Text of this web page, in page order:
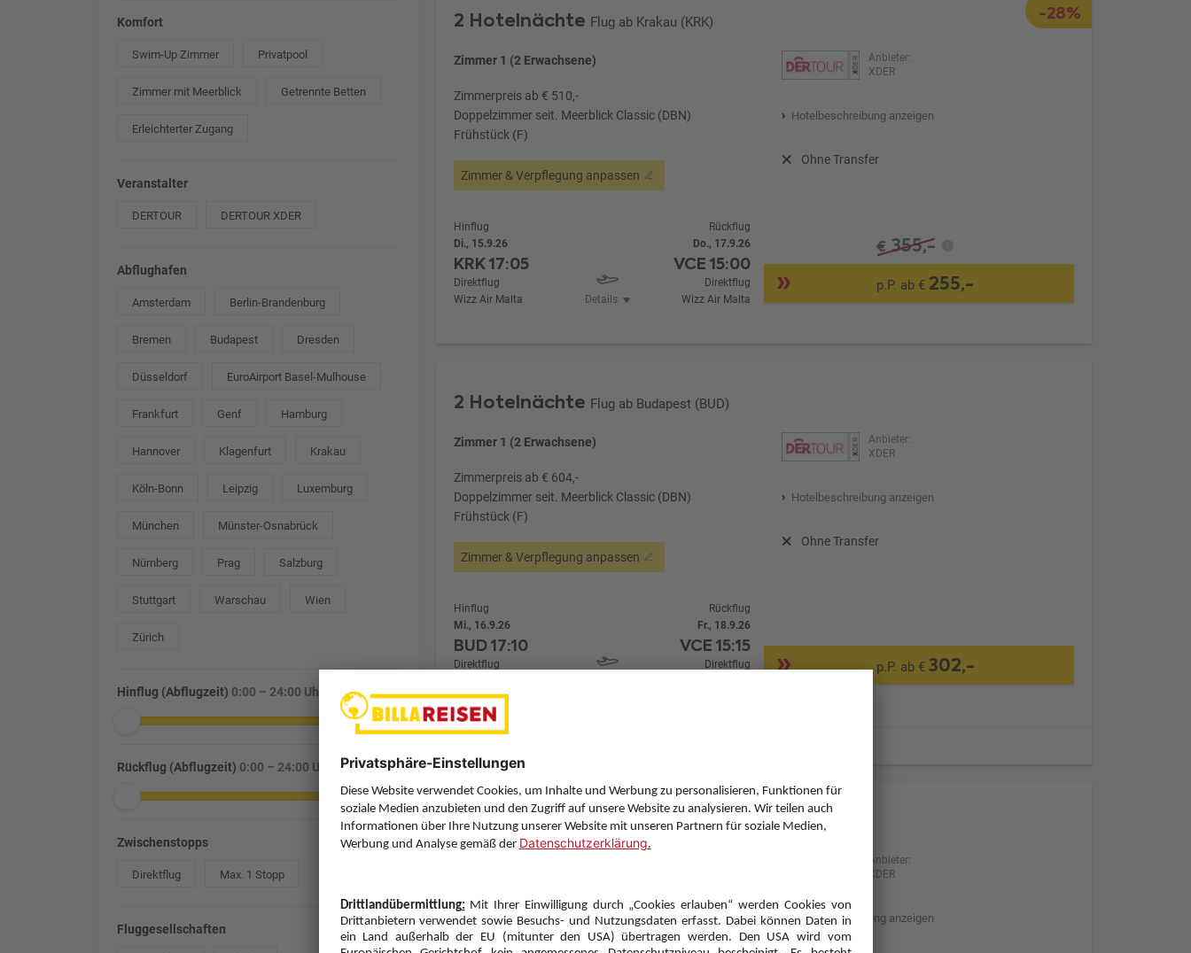
Komfort
Swim-Up Zimmer Privatpool
Zimmer mit Meerblick Getrennte Betten
Erleichterter Zugang
Veranstalter
DERTOUR DERTOUR XDER
Abflughafen
Amsterdam Berlin-Brandenburg
Bremen Budapest Dresden
Düsseldorf EuroAirport Basel-Mulhouse
Frankfurt Genf Hamburg
Hannover Klagenfurt Krakau
Köln-Bonn Leipzig Luxemburg
München Münster-Osnabrück
Nürnberg Prag Salzburg
Stuttgart Warschau Wien
Zürich
Hinflug (Abflugzeit) 0:00 – 24:00 Uhr
Rückflug (Abflugzeit) 0:00 – 24:00 Uhr
Zwischenstopps
Direktflug Max. 1 Stopp
Fluggesellschaften
-28%
2 Hotelnächte Flug ab Krakau (KRK)
Zimmer 1 (2 Erwachsene)
Zimmerpreis ab € 510,-
Doppelzimmer seit. Meerblick Classic (DBN)
Frühstück (F)
Zimmer & Verpflegung anpassen
Anbieter:
XDER
Hotelbeschreibung anzeigen
Ohne Transfer
Hinflug
Di., 15.9.26
KRK17:05
Direktflug
Wizz Air Malta
Details
Rückflug
Do., 17.9.26
VCE15:00
Direktflug
Wizz Air Malta
€ 355,-
p.P. ab € 255,-
2 Hotelnächte Flug ab Budapest (BUD)
Zimmer 1 (2 Erwachsene)
Zimmerpreis ab € 604,-
Doppelzimmer seit. Meerblick Classic (DBN)
Frühstück (F)
Zimmer & Verpflegung anpassen
Anbieter:
XDER
Hotelbeschreibung anzeigen
Ohne Transfer
Hinflug
Mi., 16.9.26
BUD17:10
Direktflug
Rückflug
Fr., 18.9.26
VCE15:15
Direktflug
p.P. ab € 302,-
2 Hotelnächte Flug ab Budapest (BUD)
Zimmerpreis ab € 610,-
Doppelzimmer seit. Meerblick Classic (DBN)
Frühstück (F)
Anbieter:
XDER
Hotelbeschreibung anzeigen